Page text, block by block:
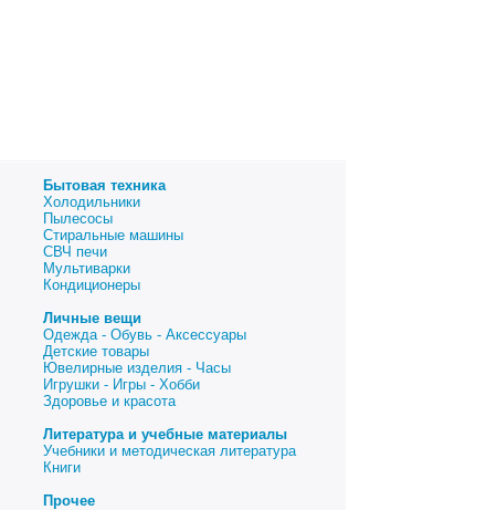
Бытовая техника
Холодильники
Пылесосы
Стиральные машины
СВЧ печи
Мультиварки
Кондиционеры
Личные вещи
Одежда - Обувь - Аксессуары
Детские товары
Ювелирные изделия - Часы
Игрушки - Игры - Хобби
Здоровье и красота
Литература и учебные материалы
Учебники и методическая литература
Книги
Прочее